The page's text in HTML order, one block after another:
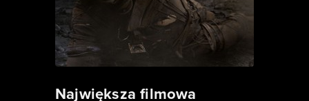
Największa filmowa